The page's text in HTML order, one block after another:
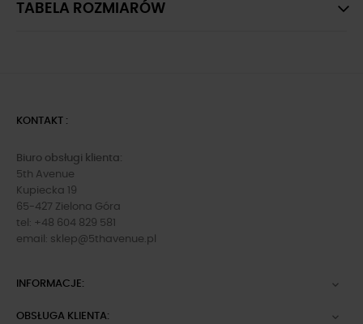
TABELA ROZMIARÓW
KONTAKT :
Biuro obsługi klienta:
5th Avenue
Kupiecka 19
65-427 Zielona Góra
tel: +48 604 829 581
email: sklep@5thavenue.pl
INFORMACJE: 
OBSŁUGA KLIENTA: 